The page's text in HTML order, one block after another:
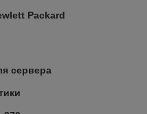
Packard
сервера